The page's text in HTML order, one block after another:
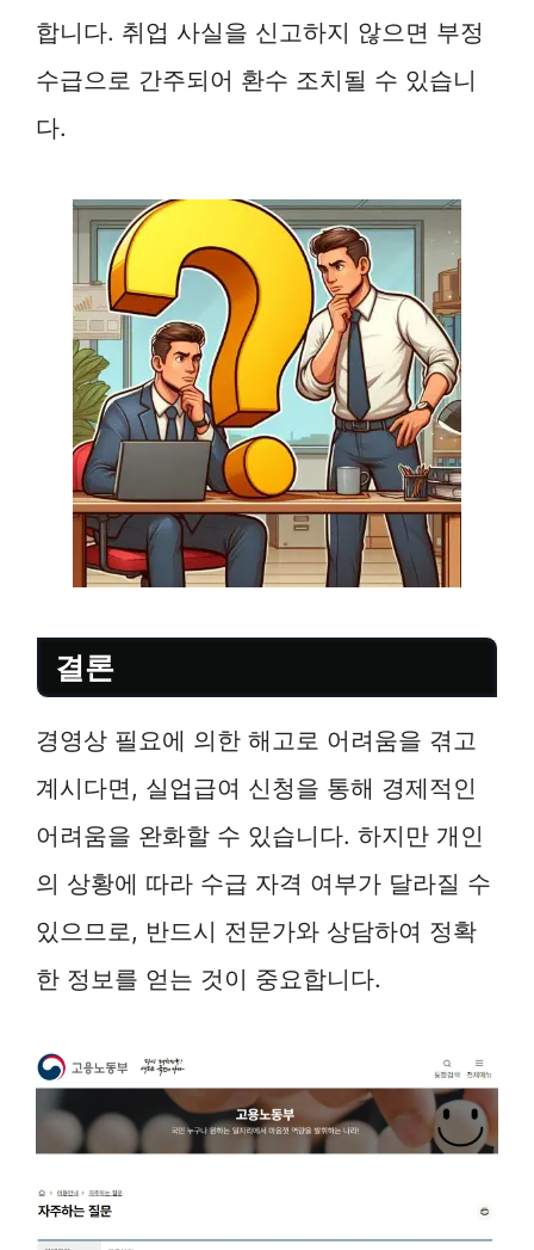
합니다. 취업 사실을 신고하지 않으면 부정
수급으로 간주되어 환수 조치될 수 있습니
다.
결론
경영상 필요에 의한 해고로 어려움을 겪고
계시다면, 실업급여 신청을 통해 경제적인
어려움을 완화할 수 있습니다. 하지만 개인
의 상황에 따라 수급 자격 여부가 달라질 수
있으므로, 반드시 전문가와 상담하여 정확
한 정보를 얻는 것이 중요합니다.